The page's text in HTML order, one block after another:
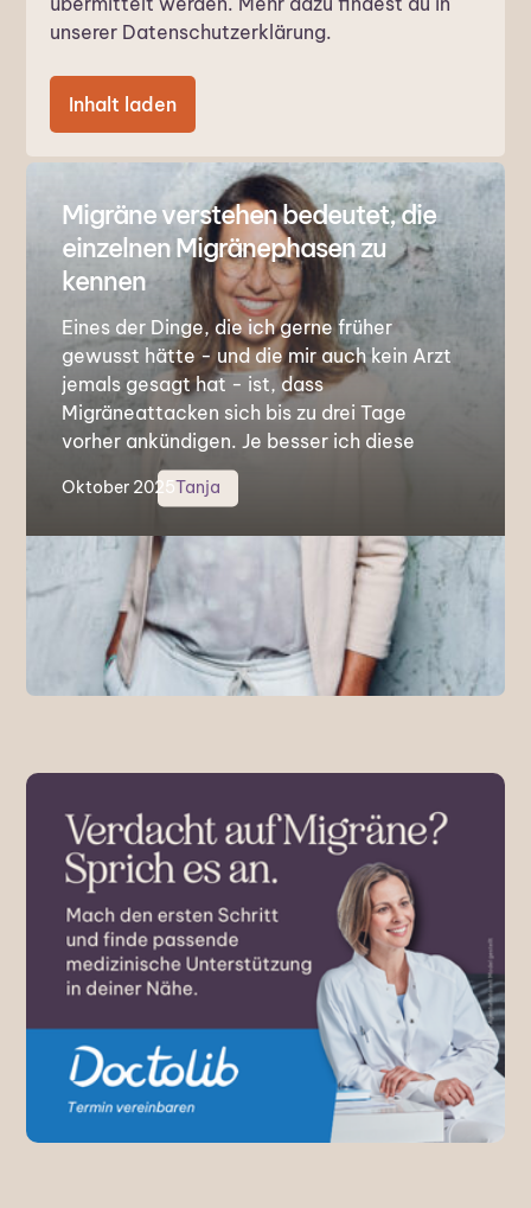
unserer Datenschutzerklärung.
Inhalt laden
Migräne verstehen bedeutet, die
einzelnen Migränephasen zu
kennen
Eines der Dinge, die ich gerne früher
gewusst hätte - und die mir auch kein Arzt
jemals gesagt hat - ist, dass
Migräneattacken sich bis zu drei Tage
vorher ankündigen. Je besser ich diese
Migränephase kenne, desto häufiger kann
ich die Migräneattacke abwenden oder
Oktober 2025Tanja